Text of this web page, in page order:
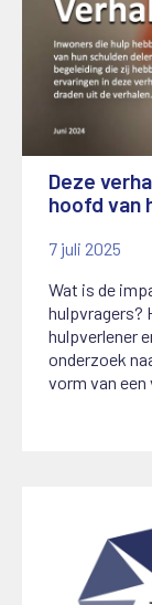
Deze
hoofd van
7 juli 2025
Wat is de
hulpvragers?
hulpverlener
onderzoek
vorm van een